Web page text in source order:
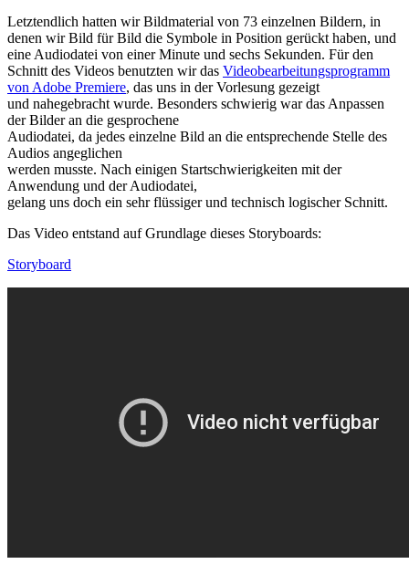
Letztendlich hatten wir Bildmaterial von 73 einzelnen Bildern, in
denen wir Bild für Bild die Symbole in Position gerückt haben, und
eine Audiodatei von einer Minute und sechs Sekunden. Für den
Schnitt des Videos benutzten wir das Videobearbeitungsprogramm
von Adobe Premiere, das uns in der Vorlesung gezeigt
und nahegebracht wurde. Besonders schwierig war das Anpassen
der Bilder an die gesprochene
Audiodatei, da jedes einzelne Bild an die entsprechende Stelle des
Audios angeglichen
werden musste. Nach einigen Startschwierigkeiten mit der
Anwendung und der Audiodatei,
gelang uns doch ein sehr flüssiger und technisch logischer Schnitt.
Das Video entstand auf Grundlage dieses Storyboards:
Storyboard